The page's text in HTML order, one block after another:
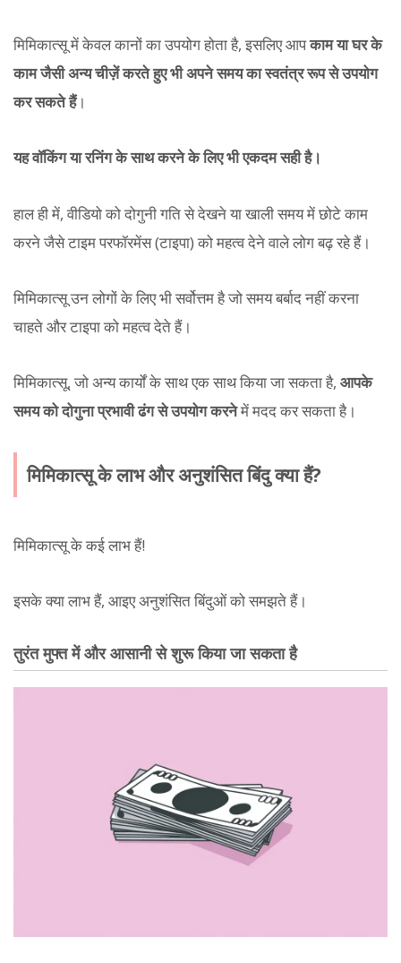
मिमिकात्सू में केवल कानों का उपयोग होता है, इसलिए आपकाम या घर के
काम जैसी अन्य चीज़ें करते हुए भी अपने समय का स्वतंत्र रूप से उपयोग
कर सकते हैं।
यह वॉकिंग या रनिंग के साथ करने के लिए भी एकदम सही है।
हाल ही में, वीडियो को दोगुनी गति से देखने या खाली समय में छोटे काम
करने जैसे टाइम परफॉरमेंस (टाइपा) को महत्व देने वाले लोग बढ़ रहे हैं।
मिमिकात्सू उन लोगों के लिए भी सर्वोत्तम है जो समय बर्बाद नहीं करना
चाहते और टाइपा को महत्व देते हैं।
मिमिकात्सू, जो अन्य कार्यों के साथ एक साथ किया जा सकता है, आपके
समय को दोगुना प्रभावी ढंग से उपयोग करनेमें मदद कर सकता है।
मिमिकात्सू के लाभ और अनुशंसित बिंदु क्या हैं?
मिमिकात्सू के कई लाभ हैं!
इसके क्या लाभ हैं, आइए अनुशंसित बिंदुओं को समझते हैं।
तुरंत मुफ्त में और आसानी से शुरू किया जा सकता है